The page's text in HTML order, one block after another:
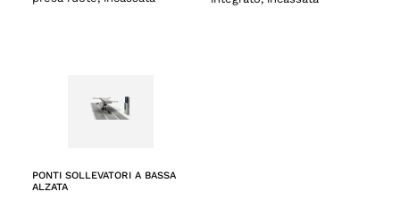
PONTI SOLLEVATORI A BASSA
ALZATA